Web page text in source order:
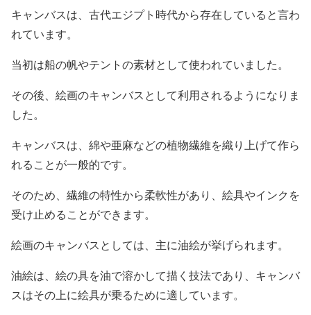
キャンバスは、古代エジプト時代から存在していると言わ
れています。
当初は船の帆やテントの素材として使われていました。
その後、絵画のキャンバスとして利用されるようになりま
した。
キャンバスは、綿や亜麻などの植物繊維を織り上げて作ら
れることが一般的です。
そのため、繊維の特性から柔軟性があり、絵具やインクを
受け止めることができます。
絵画のキャンバスとしては、主に油絵が挙げられます。
油絵は、絵の具を油で溶かして描く技法であり、キャンバ
スはその上に絵具が乗るために適しています。